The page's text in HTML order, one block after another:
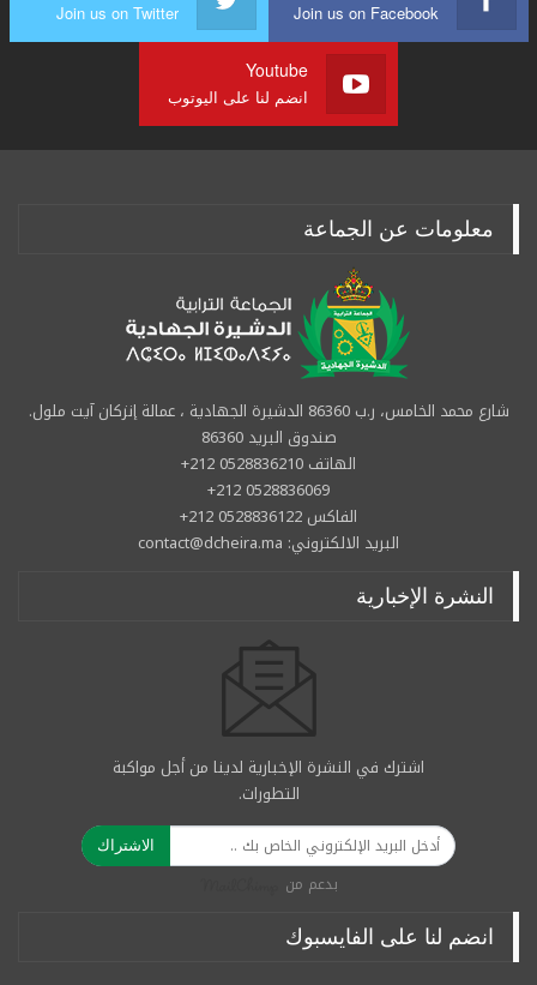
Join us on Facebook
Join us on Twitter
Youtube
انضم لنا على اليوتوب
معلومات عن الجماعة
شارع محمد الخامس، ر.ب 86360 الدشيرة الجهادية ، عمالة إنزكان آيت ملول.
صندوق البريد 86360
الهاتف 0528836210 212+
0528836069 212+
الفاكس 0528836122 212+
البريد الالكتروني: contact@dcheira.ma
النشرة الإخبارية
اشترك في النشرة الإخبارية لدينا من أجل مواكبة
التطورات.
الاشتراك
بدعم من
انضم لنا على الفايسبوك